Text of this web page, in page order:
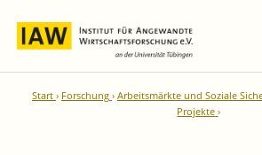
Start Forschung Arbeitsmärkte und Soziale
Projekte